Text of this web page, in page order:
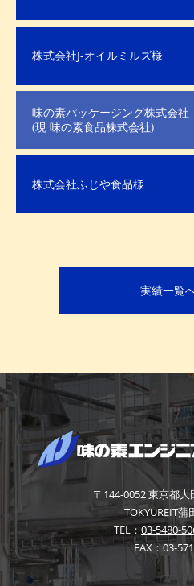
株式会社J-オイルミルズ様
味の素パッケージング株式会社
(現 味の素食品株式会社)
株式会社ふじや食品様
実績一覧
〒144-0052東京都大
TOKYUREIT蒲
TEL： 03-5480-
FAX：03-